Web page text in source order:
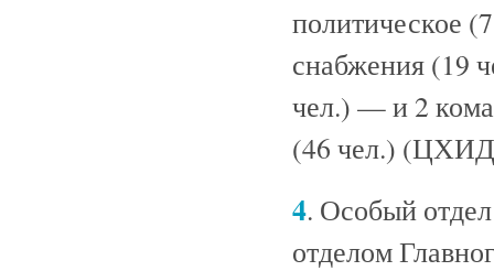
политическое
снабжения (19
чел.) — и 2
(46 чел.)
4. Особый
отделом